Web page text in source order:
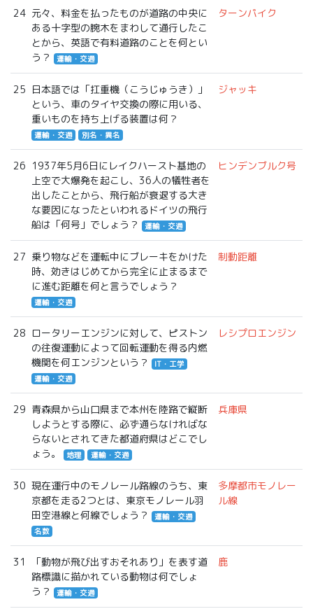
24 元々、料金を払ったものが道路の中央に
ある十字型の腕木をまわして通行したこ
とから、英語で有料道路のことを何とい
う？
運輸・交通
ターンパイク
25 日本語では「扛重機（こうじゅうき）」
という、車のタイヤ交換の際に用いる、
重いものを持ち上げる装置は何？
運輸・交通 別名・異名
ジャッキ
26 1937年5月6日にレイクハースト基地の
上空で大爆発を起こし、36人の犠牲者を
出したことから、飛行船が衰退する大き
な要因になったといわれるドイツの飛行
船は「何号」でしょう？
運輸・交通
ヒンデンブルク号
27 乗り物などを運転中にブレーキをかけた
時、効きはじめてから完全に止まるまで
に進む距離を何と言うでしょう？
運輸・交通
制動距離
28 ロータリーエンジンに対して、ピストン
の往復運動によって回転運動を得る内燃
機関を何エンジンという？
IT・工学
運輸・交通
レシプロエンジン
29 青森県から山口県まで本州を陸路で縦断
しようとする際に、必ず通らなければな
らないとされてきた都道府県はどこでし
ょう。
地理 運輸・交通
兵庫県
30 現在運行中のモノレール路線のうち、東
京都を走る2つとは、東京モノレール羽
田空港線と何線でしょう？
運輸・交通
名数
多摩都市モノレー
ル線
31
「動物が飛び出すおそれあり」を表す道
路標識に描かれている動物は何でしょ
う？
運輸・交通
鹿